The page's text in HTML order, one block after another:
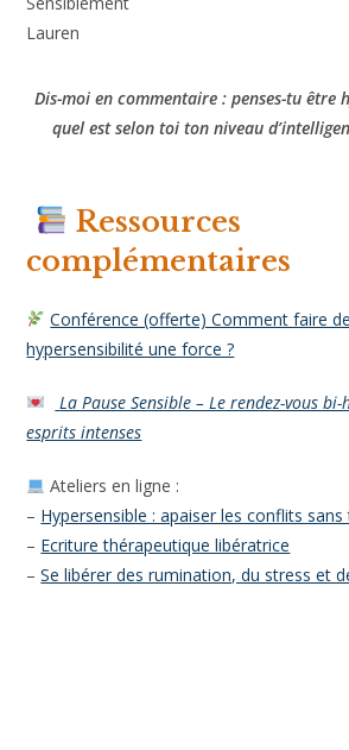
Biense connaître et s’accepter
personnelles dans ses choix du
en mesure de les expliquer aux personnes
qui sauront accueillir la différence que
l’hypersensibilité et/ou le HPI (par rapport
autres personnes).
Sensiblement
Lauren
Dis-moi en commentaire : penses-tu être
? quel est selon toi ton niveau
Ressources
complémentaires